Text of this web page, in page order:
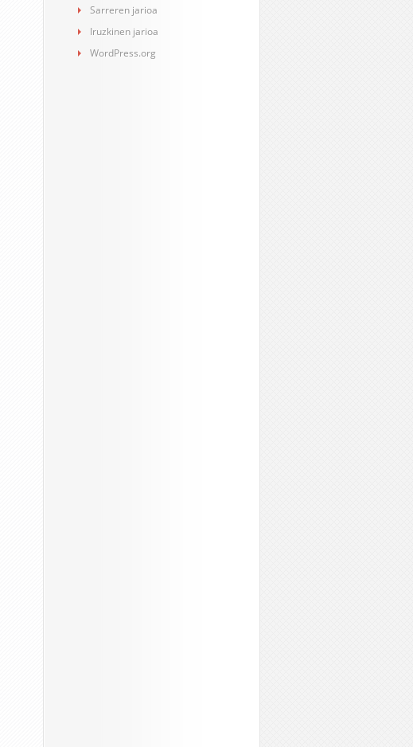
Sarreren jarioa
Iruzkinen jarioa
WordPress.org